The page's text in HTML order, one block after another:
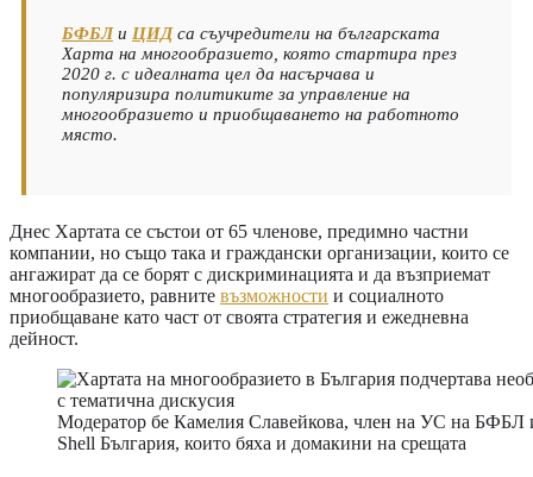
БФБЛ и ЦИД са съучредители на българската
Харта на многообразието, която стартира през
2020 г. с идеалната цел да насърчава и
популяризира политиките за управление на
многообразието и приобщаването на работното
място.
Днес Хартата се състои от 65 членове, предимно частни
компании, но също така и граждански организации, които се
ангажират да се борят с дискриминацията и да възприемат
многообразието, равните възможности и социалното
приобщаване като част от своята стратегия и ежедневна
дейност.
Модератор бе Камелия Славейкова, член на УС на БФБЛ
Shell България, които бяха и домакини на срещата